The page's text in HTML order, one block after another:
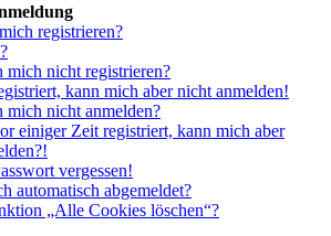
registrieren?
mich nicht registrieren?
kann mich aber nicht anmelden!
mich nicht anmelden?
einiger Zeit registriert, kann mich aber
vergessen!
automatisch abgemeldet?
„Alle Cookies löschen“?